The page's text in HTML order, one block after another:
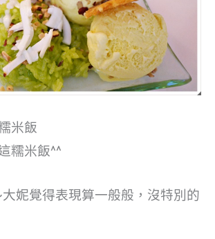
米飯
糯米飯^^
妮覺得表現算一般般，沒特別的